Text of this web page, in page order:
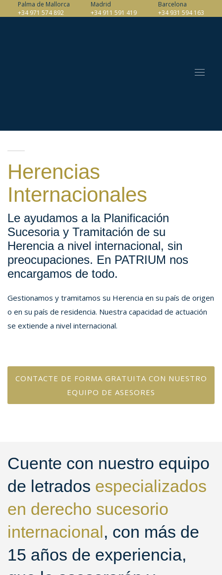
Palma de Mallorca
+34 971 574 892
Madrid
+34 911 591 419
Barcelona
+34 931 594 163
Herencias
Internacionales
Le ayudamos a la Planificación
Sucesoria y Tramitación de su
Herencia a nivel internacional, sin
preocupaciones. En PATRIUM nos
encargamos de todo.
Gestionamos y tramitamos su Herencia en su país de origen
o en su país de residencia. Nuestra capacidad de actuación
se extiende a nivel internacional.
CONTACTE DE FORMA GRATUITA CON NUESTRO
EQUIPO DE ASESORES
Cuente con nuestro equipo
de letrados especializados
en derecho sucesorio
internacional, con más de
15 años de experiencia,